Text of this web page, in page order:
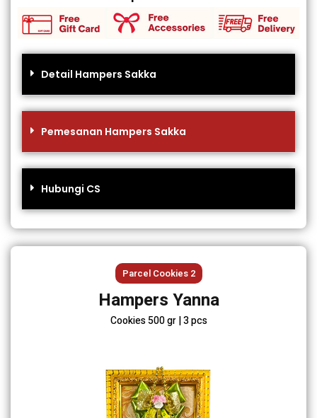
Detail Hampers Sakka
Pemesanan Hampers Sakka
Hubungi CS
Parcel Cookies 2
Hampers Yanna
Cookies 500 gr | 3 pcs